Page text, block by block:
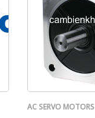
AC SERVO MOTORS